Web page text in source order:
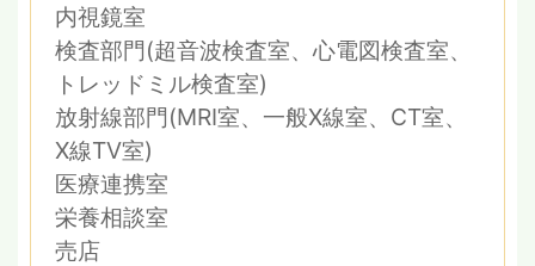
内視鏡室
検査部門(超音波検査室、心電図検査室、
トレッドミル検査室)
放射線部門(MRI室、一般X線室、CT室、
X線TV室)
医療連携室
栄養相談室
売店